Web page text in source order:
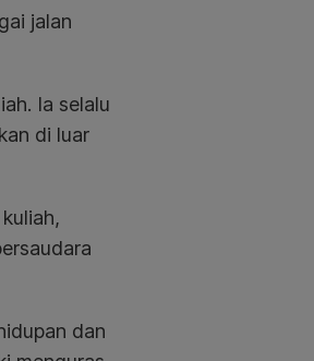
jalan
Ia selalu
di luar
dan